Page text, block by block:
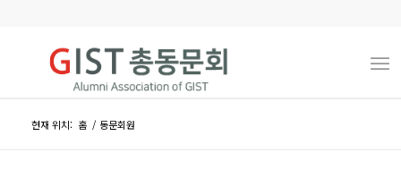
현재 위치: 홈 / 동문회원